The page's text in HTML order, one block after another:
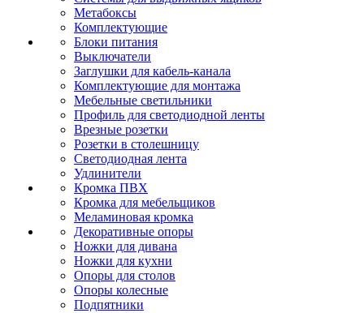
Метабоксы
Комплектующие
Блоки питания
Выключатели
Заглушки для кабель-канала
Комплектующие для монтажа
Мебельные светильники
Профиль для светодиодной ленты
Врезные розетки
Розетки в столешницу
Светодиодная лента
Удлинители
Кромка ПВХ
Кромка для мебельщиков
Меламиновая кромка
Декоративные опоры
Ножки для дивана
Ножки для кухни
Опоры для столов
Опоры колесные
Подпятники